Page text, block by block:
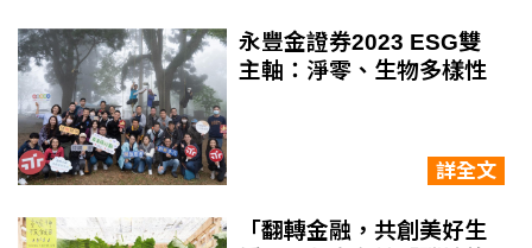
永豐金證券2023 ESG雙
主軸：淨零、生物多樣性
詳全文
「翻轉金融，共創美好生